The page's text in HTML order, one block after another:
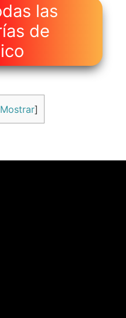
las
de
Mostrar]